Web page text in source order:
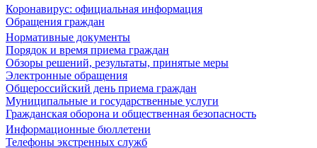
Коронавирус: официальная информация
Обращения граждан
Нормативные документы
Порядок и время приема граждан
Обзоры решений, результаты, принятые меры
Электронные обращения
Общероссийский день приема граждан
Муниципальные и государственные услуги
Гражданская оборона и общественная безопасность
Информационные бюллетени
Телефоны экстренных служб